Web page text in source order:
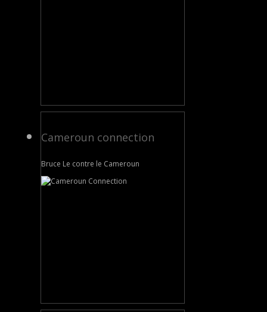
Cameroun connection
Bruce Le contre le Cameroun